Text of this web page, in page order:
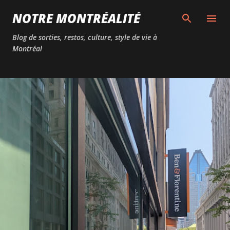
Passer au contenu principal
NOTRE MONTRÉALITÉ
Blog de sorties, restos, culture, style de vie à
Montréal